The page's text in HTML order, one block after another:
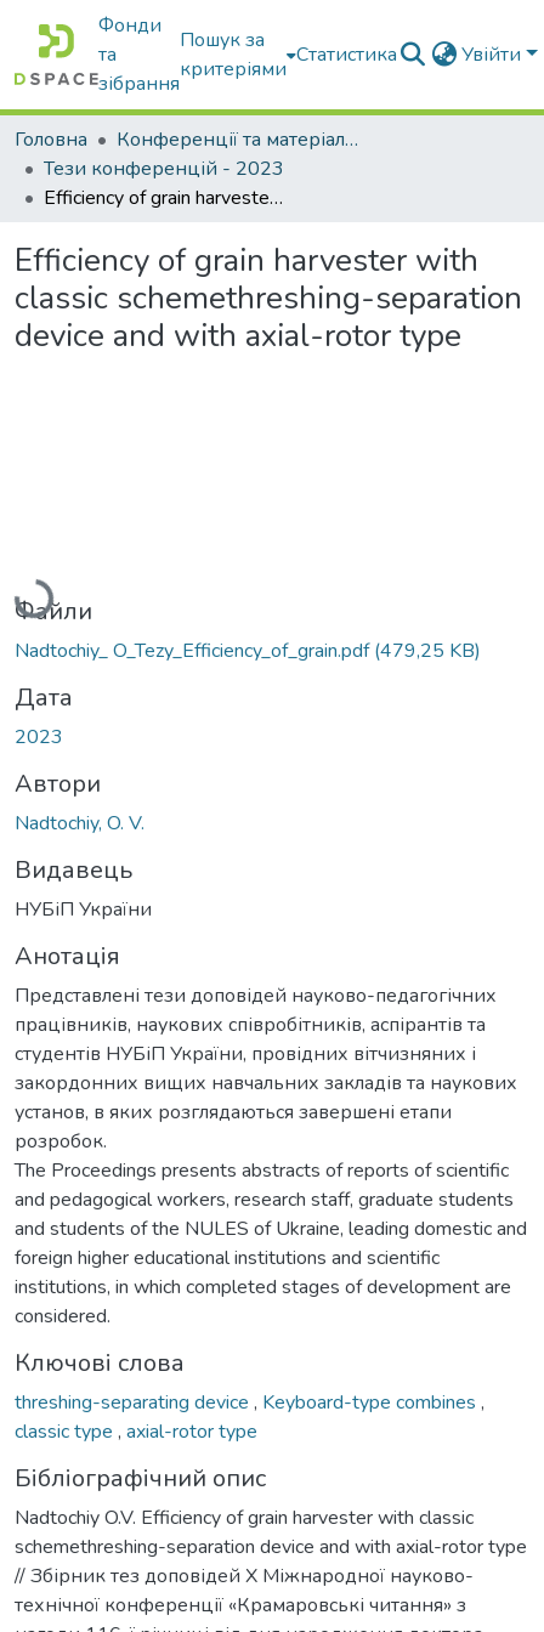
Фонди
та
зібрання
Пошук за
критеріями
Статистика Увійти
Головна
Конференції та матеріали конференцій
Тези конференцій - 2023
Efficiency of grain harvester with classic schemethreshing-separation device and with axial-rotor type
Efficiency of grain harvester with
classic schemethreshing-separation
device and with axial-rotor type
Вантажиться...
Файли
Nadtochiy_ O_Tezy_Efficiency_of_grain.pdf(479,25 KB)
Дата
2023
Автори
Nadtochiy, O. V.
Видавець
НУБіП України
Анотація
Представлені тези доповідей науково-педагогічних
працівників, наукових співробітників, аспірантів та
студентів НУБіП України, провідних вітчизняних і
закордонних вищих навчальних закладів та наукових
установ, в яких розглядаються завершені етапи
розробок.
The Proceedings presents abstracts of reports of scientific
and pedagogical workers, research staff, graduate students
and students of the NULES of Ukraine, leading domestic and
foreign higher educational institutions and scientific
institutions, in which completed stages of development are
considered.
Ключові слова
threshing-separating device , Keyboard-type combines ,
classic type , axial-rotor type
Бібліографічний опис
Nadtochiy O.V. Efficiency of grain harvester with classic
schemethreshing-separation device and with axial-rotor type
// Збірник тез доповідей Х Міжнародної науково-
технічної конференції «Крамаровські читання» з